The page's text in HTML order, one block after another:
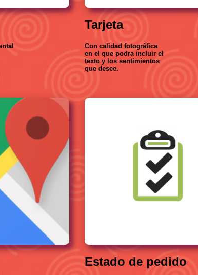
Tarjeta
Con calidad fotográfica
en el que podra incluir el
texto y los sentimientos
que desee.
Estado de pedido